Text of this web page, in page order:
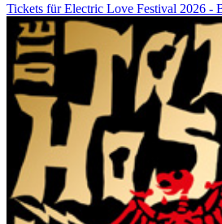
Tickets für Electric Love Festival 2026 -